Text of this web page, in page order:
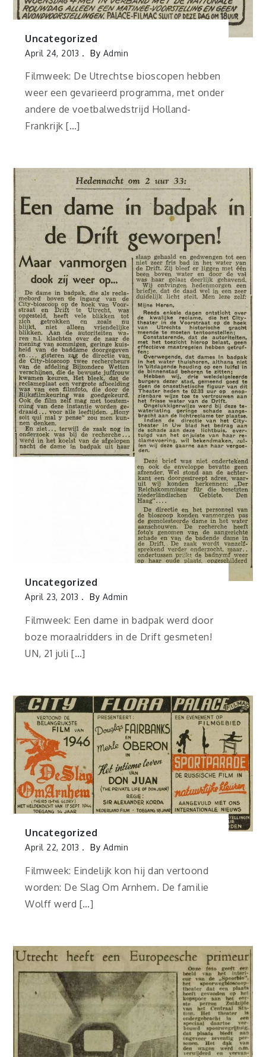
Uncategorized
April 24, 2013 By Admin
Filmweek: De Utrechtse bioscopen hebben
weer een gevarieerd programma, met onder
andere de voetbalwedstrijd Holland-
Frankrijk […]
Uncategorized
April 23, 2013 By Admin
Filmweek: Een dame in badpak werd door
boze moraalridders in de Drift gesmeten!
UN, 21 juli […]
Uncategorized
April 22, 2013 By Admin
Filmweek: Eindelijk kon hij dan vertoond
worden: De Slag Om Arnhem. De familie
Wolff werd […]